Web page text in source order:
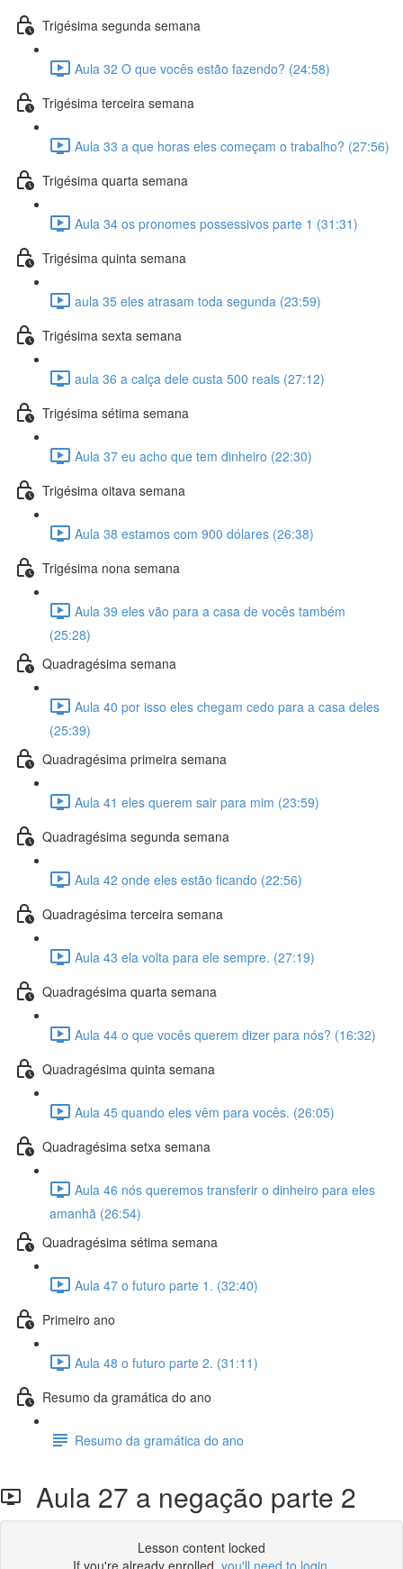
Trigésima segunda semana
Aula 32 O que vocês estão fazendo? (24:58)
Trigésima terceira semana
Aula 33 a que horas eles começam o trabalho? (27:56)
Trigésima quarta semana
Aula 34 os pronomes possessivos parte 1 (31:31)
Trigésima quinta semana
aula 35 eles atrasam toda segunda (23:59)
Trigésima sexta semana
aula 36 a calça dele custa 500 reais (27:12)
Trigésima sétima semana
Aula 37 eu acho que tem dinheiro (22:30)
Trigésima oitava semana
Aula 38 estamos com 900 dólares (26:38)
Trigésima nona semana
Aula 39 eles vão para a casa de vocês também
(25:28)
Quadragésima semana
Aula 40 por isso eles chegam cedo para a casa deles
(25:39)
Quadragésima primeira semana
Aula 41 eles querem sair para mim (23:59)
Quadragésima segunda semana
Aula 42 onde eles estão ficando (22:56)
Quadragésima terceira semana
Aula 43 ela volta para ele sempre. (27:19)
Quadragésima quarta semana
Aula 44 o que vocês querem dizer para nós? (16:32)
Quadragésima quinta semana
Aula 45 quando eles vêm para vocês. (26:05)
Quadragésima setxa semana
Aula 46 nós queremos transferir o dinheiro para eles
amanhã (26:54)
Quadragésima sétima semana
Aula 47 o futuro parte 1. (32:40)
Primeiro ano
Aula 48 o futuro parte 2. (31:11)
Resumo da gramática do ano
Resumo da gramática do ano
Aula 27 a negação parte 2
Lesson content locked
If you're already enrolled, you'll need to login